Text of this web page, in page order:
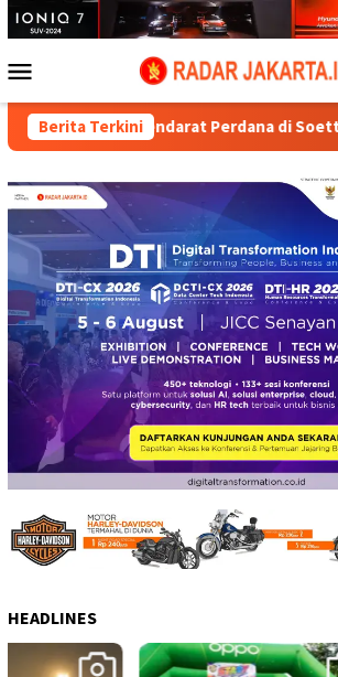
Loncat
ke
Mobile
Berita Terkini
A380 Mendarat Perdana di Soetta, Bawa
HEADLINES